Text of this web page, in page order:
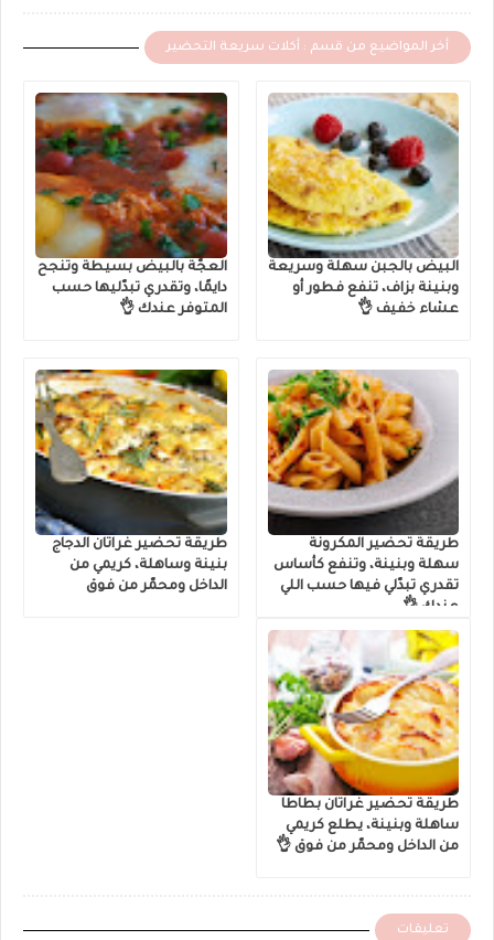
أخر المواضيع من قسم : أكلات سريعة التحضير
البيض بالجبن سهلة وسريعة
وبنينة بزاف، تنفع فطور أو
عشاء خفيف 👌
العجّة بالبيض بسيطة وتنجح
دايمًا، وتقدري تبدّليها حسب
المتوفر عندك 👌
طريقة تحضير المكرونة
سهلة وبنينة، وتنفع كأساس
تقدري تبدّلي فيها حسب اللي
عندك 👌
طريقة تحضير غراتان الدجاج
بنينة وساهلة، كريمي من
الداخل ومحمّر من فوق
طريقة تحضير غراتان بطاطا
ساهلة وبنينة، يطلع كريمي
من الداخل ومحمّر من فوق 👌
تعليقات